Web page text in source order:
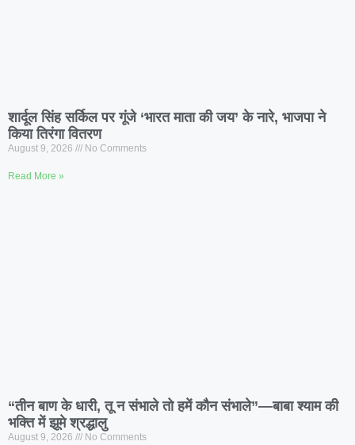
शार्दूल सिंह सर्किल पर गूंजे ‘भारत माता की जय’ के नारे, भाजपा ने
किया तिरंगा वितरण
August 9, 2026 No Comments
Read More »
“तीन बाण के धारी, तू न संभाले तो हमें कौन संभाले”—बाबा श्याम की
भक्ति में झूमे श्रद्धालु
August 9, 2026 No Comments